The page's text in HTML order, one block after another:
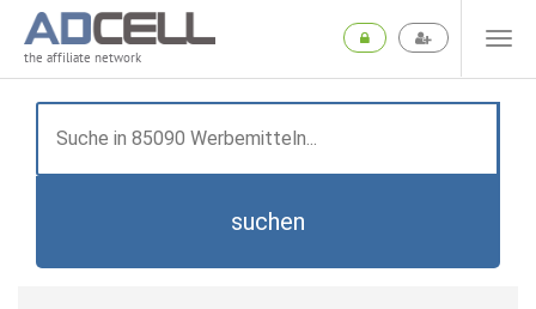
the affiliate network
suchen